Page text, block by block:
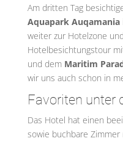
Am dritten Tag
Aquapark Auqamania
weiter zur Hotelzone
Hotelbesichtungstour
und dem Maritim
wir uns auch schon in
Favoriten unter
Das Hotel hat einen
sowie buchbare Zimmer